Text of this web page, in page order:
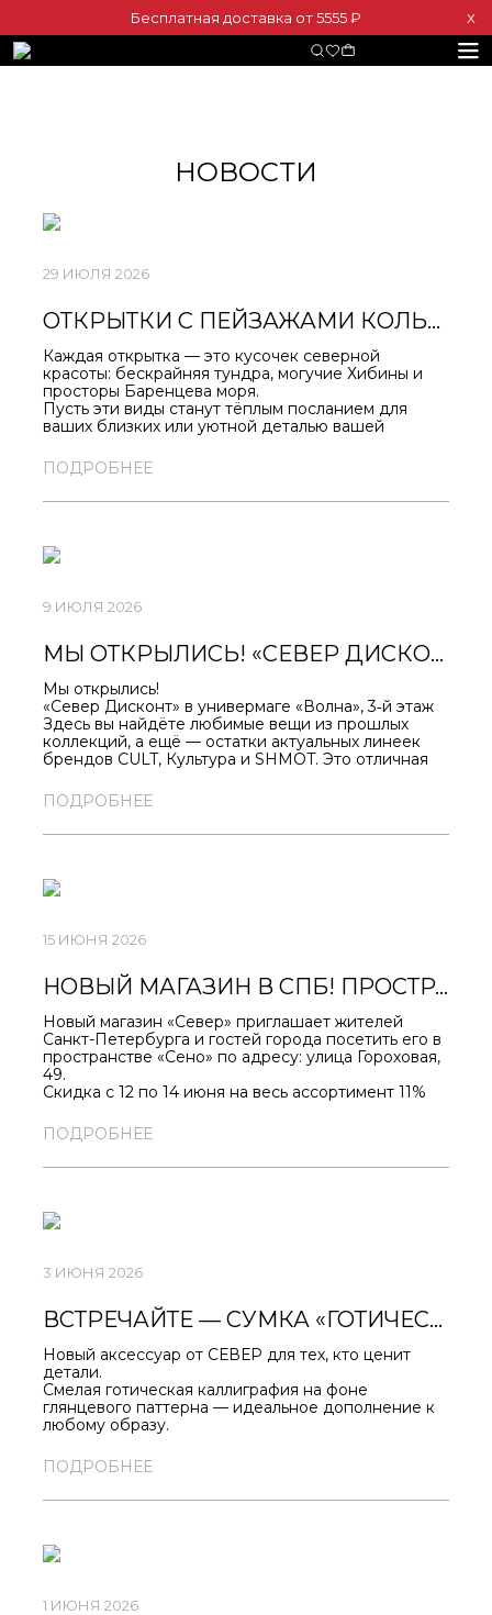
Бесплатная доставка от 5555 ₽ Х
НОВОСТИ
29 ИЮЛЯ 2026
ОТКРЫТКИ С ПЕЙЗАЖАМИ КОЛЬСКОГО ЗАПОЛЯРЬЯ!
Каждая открытка — это кусочек северной
красоты: бескрайняя тундра, могучие Хибины и
просторы Баренцева моря.
Пусть эти виды станут тёплым посланием для
ваших близких или уютной деталью вашей
Заказывайте на нашем сайте или ищите в
магазинах «Север».
SEVERAPPAREL.COM/SHOP/309/
ПОДРОБНЕЕ
9 ИЮЛЯ 2026
МЫ ОТКРЫЛИСЬ! «СЕВЕР ДИСКОНТ» В УНИВЕРМАГЕ «ВОЛНА», 3‑Й ЭТАЖ
Мы открылись!
«Север Дисконт» в универмаге «Волна», 3‑й этаж
Здесь вы найдёте любимые вещи из прошлых
коллекций, а ещё — остатки актуальных линеек
брендов CULT, Культура и SHMOT. Это отличная
вещами, которые сложно встретить в обычных
магазинах.
Скидки на всё — от 22 до 77 %! Такая модель
Приходите, выбирайте и создавайте
неповторимые образы!
«Север Дисконт», 3 этаж.
ПОДРОБНЕЕ
15 ИЮНЯ 2026
НОВЫЙ МАГАЗИН В СПБ! ПРОСТРАНСТВО SENO.
Новый магазин «Север» приглашает жителей
Санкт-Петербурга и гостей города посетить его в
пространстве «Сено» по адресу: улица Гороховая,
49.
Скидка с 12 по 14 июня на весь ассортимент 11%
ПОДРОБНЕЕ
3 ИЮНЯ 2026
ВСТРЕЧАЙТЕ — СУМКА «ГОТИЧЕСКАЯ ВЯЗЬ».
Новый аксессуар от СЕВЕР для тех, кто ценит
детали.
Смелая готическая каллиграфия на фоне
глянцевого паттерна — идеальное дополнение к
любому образу.
HTTPS://SEVERAPPAREL.COM/SHOP/301/80447/
ПОДРОБНЕЕ
1 ИЮНЯ 2026